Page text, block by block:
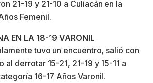
21-19 y 21-10 a Culiacán en la
Femenil.
EN LA 18-19 VARONIL
tuvo un encuentro, salió con
al derrotar 15-21, 21-19 y 15-11 a
16-17 Años Varonil.